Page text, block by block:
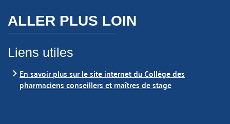
ALLER PLUS LOIN
Liens utiles
En savoir plus sur le site internet du Collège des
pharmaciens conseillers et maîtres de stage